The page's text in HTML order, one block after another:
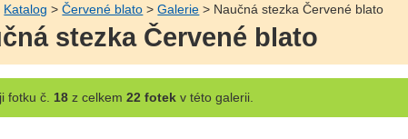
Katalog >Červené blato >Galerie > Naučná stezka Červené blato
stezka Červené blato
fotku č. 18z celkem 22 fotekv této galerii.